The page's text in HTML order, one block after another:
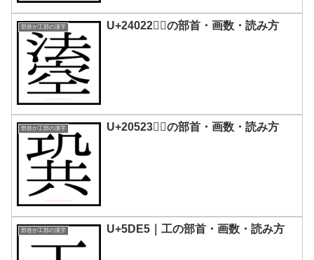
部首が工部の漢字 U+24022｜𤀢の部首・画数・読み方
部首が工部の漢字 U+20523｜𠔣の部首・画数・読み方
部首が工部の漢字 U+5DE5｜工の部首・画数・読み方